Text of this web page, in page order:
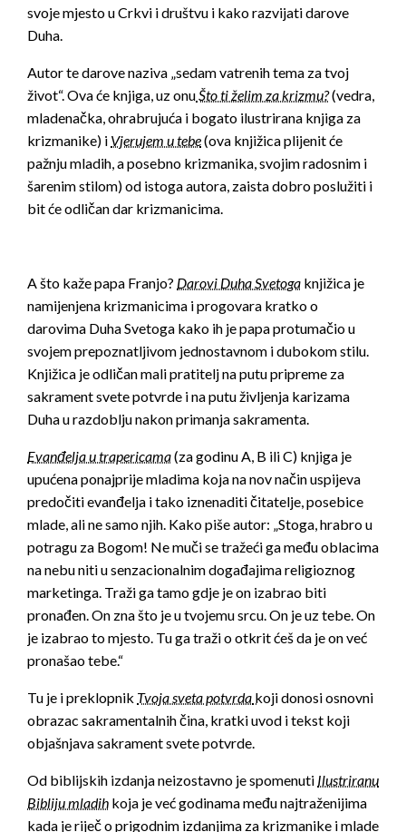
svoje mjesto u Crkvi i društvu i kako razvijati darove
Duha.
Autor te darove naziva „sedam vatrenih tema za tvoj
život“. Ova će knjiga, uz onuŠto ti želim za krizmu?(vedra,
mladenačka, ohrabrujuća i bogato ilustrirana knjiga za
krizmanike) i Vjerujem u tebe(ova knjižica plijenit će
pažnju mladih, a posebno krizmanika, svojim radosnim i
šarenim stilom) od istoga autora, zaista dobro poslužiti i
bit će odličan dar krizmanicima.
A što kaže papa Franjo? Darovi Duha Svetoga knjižica je
namijenjena krizmanicima i progovara kratko o
darovima Duha Svetoga kako ih je papa protumačio u
svojem prepoznatljivom jednostavnom i dubokom stilu.
Knjižica je odličan mali pratitelj na putu pripreme za
sakrament svete potvrde i na putu življenja karizama
Duha u razdoblju nakon primanja sakramenta.
Evanđelja u trapericama(za godinu A, B ili C) knjiga je
upućena ponajprije mladima koja na nov način uspijeva
predočiti evanđelja i tako iznenaditi čitatelje, posebice
mlade, ali ne samo njih. Kako piše autor: „Stoga, hrabro u
potragu za Bogom! Ne muči se tražeći ga među oblacima
na nebu niti u senzacionalnim događajima religioznog
marketinga. Traži ga tamo gdje je on izabrao biti
pronađen. On zna što je u tvojemu srcu. On je uz tebe. On
je izabrao to mjesto. Tu ga traži o otkrit ćeš da je on već
pronašao tebe.“
Tu je i preklopnik Tvoja sveta potvrda koji donosi osnovni
obrazac sakramentalnih čina, kratki uvod i tekst koji
objašnjava sakrament svete potvrde.
Od biblijskih izdanja neizostavno je spomenuti Ilustriranu
Bibliju mladih koja je već godinama među najtraženijima
kada je riječ o prigodnim izdanjima za krizmanike i mlade